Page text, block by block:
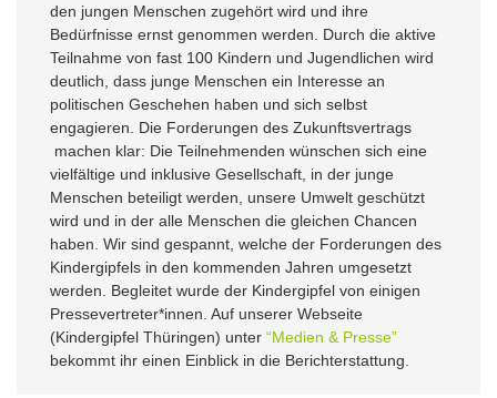
den jungen Menschen zugehört wird und ihre
Bedürfnisse ernst genommen werden. Durch die aktive
Teilnahme von fast 100 Kindern und Jugendlichen wird
deutlich, dass junge Menschen ein Interesse an
politischen Geschehen haben und sich selbst
engagieren. Die Forderungen des Zukunftsvertrags
machen klar: Die Teilnehmenden wünschen sich eine
vielfältige und inklusive Gesellschaft, in der junge
Menschen beteiligt werden, unsere Umwelt geschützt
wird und in der alle Menschen die gleichen Chancen
haben. Wir sind gespannt, welche der Forderungen des
Kindergipfels in den kommenden Jahren umgesetzt
werden. Begleitet wurde der Kindergipfel von einigen
Pressevertreter*innen. Auf unserer Webseite
(Kindergipfel Thüringen) unter “Medien & Presse”
bekommt ihr einen Einblick in die Berichterstattung.